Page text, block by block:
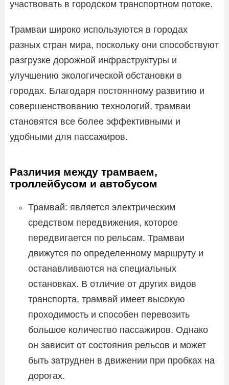
участвовать в городском транспортном потоке.
Трамваи широко используются в городах
разных стран мира, поскольку они способствуют
разгрузке дорожной инфраструктуры и
улучшению экологической обстановки в
городах. Благодаря постоянному развитию и
совершенствованию технологий, трамваи
становятся все более эффективными и
удобными для пассажиров.
Различия между трамваем,
троллейбусом и автобусом
Трамвай: является электрическим
средством передвижения, которое
передвигается по рельсам. Трамваи
движутся по определенному маршруту и
останавливаются на специальных
остановках. В отличие от других видов
транспорта, трамвай имеет высокую
проходимость и способен перевозить
большое количество пассажиров. Однако
он зависит от состояния рельсов и может
быть затруднен в движении при пробках на
дорогах.